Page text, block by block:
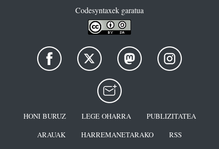
Codesyntaxek garatua
HONI BURUZ LEGE OHARRA
PUBLIZITATEA
ARAUAK
HARREMANETARAKO RSS